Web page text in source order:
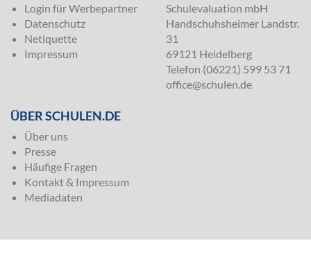
Login für Werbepartner
Datenschutz
Netiquette
Impressum
Schulevaluation mbH
Handschuhsheimer Landstr.
31
69121 Heidelberg
Telefon (06221) 599 53 71
office@schulen.de
ÜBER SCHULEN.DE
Über uns
Presse
Häufige Fragen
Kontakt & Impressum
Mediadaten